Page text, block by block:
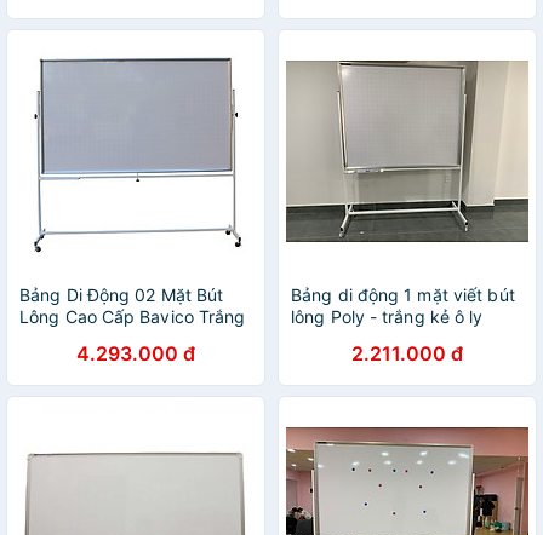
Bảng Di Động 02 Mặt Bút
Lông Cao Cấp Bavico Trắng
4.293.000 đ
Bảng di động 1 mặt viết bút
lông Poly - trắng kẻ ô ly
2.211.000 đ